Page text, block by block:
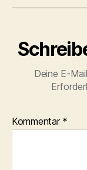
Deine E-
Kommentar *